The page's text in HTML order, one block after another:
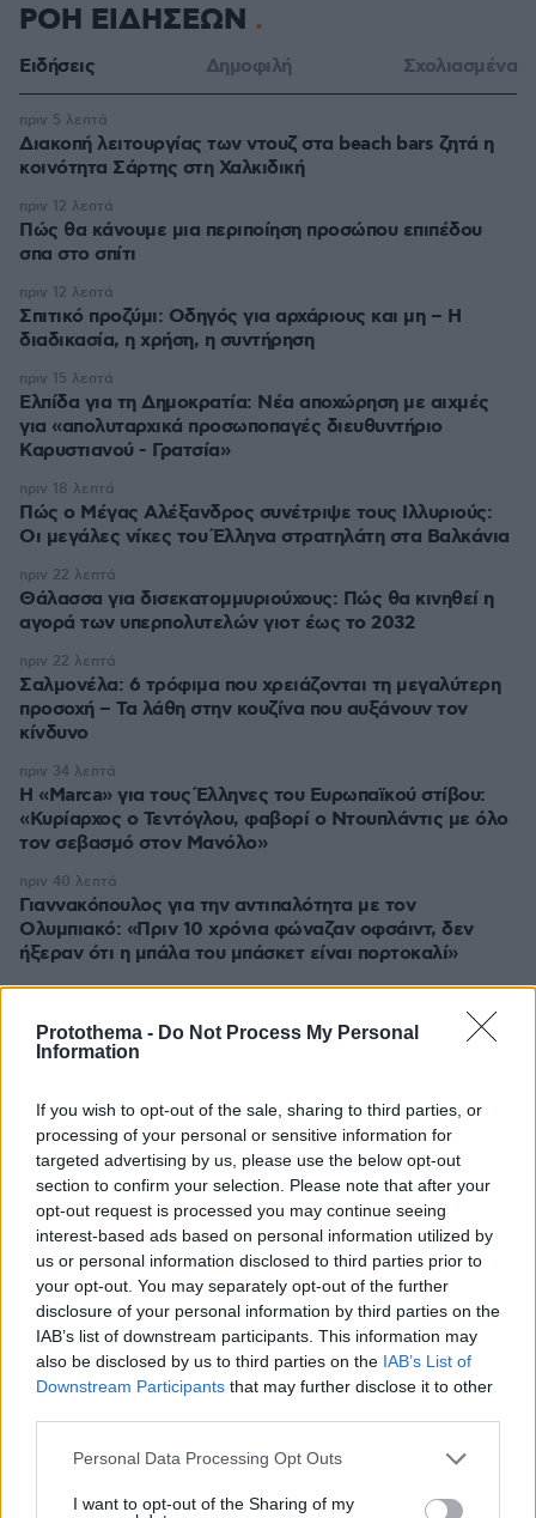
Protothema - Do Not Process My Personal
Information
If you wish to opt-out of the sale, sharing to third parties, or
processing of your personal or sensitive information for
targeted advertising by us, please use the below opt-out
section to confirm your selection. Please note that after your
opt-out request is processed you may continue seeing
interest-based ads based on personal information utilized by
us or personal information disclosed to third parties prior to
your opt-out. You may separately opt-out of the further
disclosure of your personal information by third parties on the
IAB’s list of downstream participants. This information may
also be disclosed by us to third parties on the IAB’s List of
Downstream Participants that may further disclose it to other
Please note that this website/app uses one or more Google
not limited to your visit or usage behaviour. You may click to
Personal Data Processing Opt Outs
I want to opt-out of the Sharing of my
ΡΟΗ ΕΙΔΗΣΕΩΝ
Ειδήσεις Δημοφιλή Σχολιασμένα
Διακοπή λειτουργίας των ντουζ στα beach bars ζητά η
κοινότητα Σάρτης στη Χαλκιδική
πριν 5 λεπτά
Πώς θα κάνουμε μια περιποίηση προσώπου επιπέδου
σπα στο σπίτι
πριν 12 λεπτά
Σπιτικό προζύμι: Οδηγός για αρχάριους και μη – Η
διαδικασία, η χρήση, η συντήρηση
πριν 12 λεπτά
Ελπίδα για τη Δημοκρατία: Νέα αποχώρηση με αιχμές
για «απολυταρχικά προσωποπαγές διευθυντήριο
Καρυστιανού - Γρατσία»
πριν 15 λεπτά
Πώς ο Μέγας Αλέξανδρος συνέτριψε τους Ιλλυριούς:
Οι μεγάλες νίκες του Έλληνα στρατηλάτη στα Βαλκάνια
πριν 18 λεπτά
Θάλασσα για δισεκατομμυριούχους: Πώς θα κινηθεί η
αγορά των υπερπολυτελών γιοτ έως το 2032
πριν 22 λεπτά
Σαλμονέλα: 6 τρόφιμα που χρειάζονται τη μεγαλύτερη
προσοχή – Τα λάθη στην κουζίνα που αυξάνουν τον
κίνδυνο
πριν 22 λεπτά
Η «Marca» για τους Έλληνες του Ευρωπαϊκού στίβου:
«Κυρίαρχος ο Τεντόγλου, φαβορί ο Ντουπλάντις με όλο
τον σεβασμό στον Μανόλο»
πριν 34 λεπτά
Γιαννακόπουλος για την αντιπαλότητα με τον
Ολυμπιακό: «Πριν 10 χρόνια φώναζαν οφσάιντ, δεν
ήξεραν ότι η μπάλα του μπάσκετ είναι πορτοκαλί»
πριν 40 λεπτά
Οι σωστές προετοιμασίες που πρέπει να κάνετε για
διακοπές χωρίς το κατοικίδιό σας
πριν 42 λεπτά
ΔΕΙΤΕ ΟΛΕΣ ΤΙΣ ΕΙΔΗΣΕΙΣ
ΤΑ ΠΙΟ ΔΗΜΟΦΙΛΗ